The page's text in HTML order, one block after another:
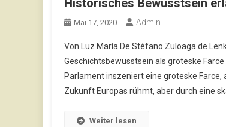
Historisches Bewusstsein
Mai 17, 2020 Admin
Von Luz María De Stéfano Zuloaga de
Geschichtsbewusstsein als groteske
Parlament inszeniert eine groteske
Zukunft Europas rühmt, aber durch eine
Weiter lesen